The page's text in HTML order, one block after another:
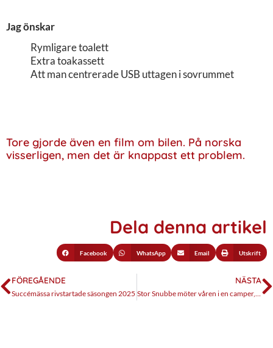
Jag önskar
Rymligare toalett
Extra toakassett
Att man centrerade USB uttagen i sovrummet
Tore gjorde även en film om bilen. På norska
visserligen, men det är knappast ett problem.
Dela denna artikel
Facebook WhatsApp Email Utskrift
FÖREGÅENDE
Succémässa rivstartade säsongen 2025
NÄSTA
Stor Snubbe möter våren i en camper, del 1